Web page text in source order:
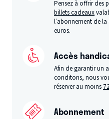
Pensez à offrir des
billets cadeaux
l’abonnement de
euros.
Accès
Afin de garantir un
conditons, nous
réserver au moins
Abonnement